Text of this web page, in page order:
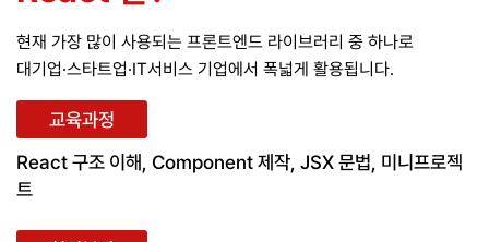
현재 가장 많이 사용되는 프론트엔드 라이브러리 중 하나로
대기업·스타트업·IT서비스 기업에서 폭넓게 활용됩니다.
교육과정
React 구조 이해, Component 제작, JSX 문법, 미니프로젝
트